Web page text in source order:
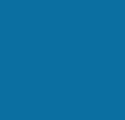
начала XX века, где
основой художественной
помещений предполагает
паттернов, таких как
—
водопады добавляют
акустику природных
восприятие
вдохновленных природой
свежих оттенков неба и
гармоничную,